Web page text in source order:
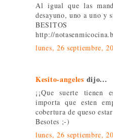
Al igual que las
desayuno, uno a uno y
BESITOS
http://
lunes, 26 septiembre,
Kesito-angeles dijo...
¡¡Que suerte tienen
importa que esten
cobertura de queso
Besotes ;-)
lunes, 26 septiembre,